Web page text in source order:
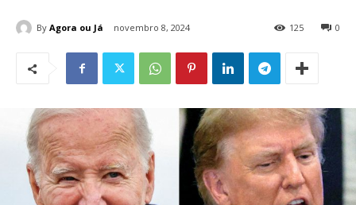
By Agora ou Já novembro 8, 2024 0
125